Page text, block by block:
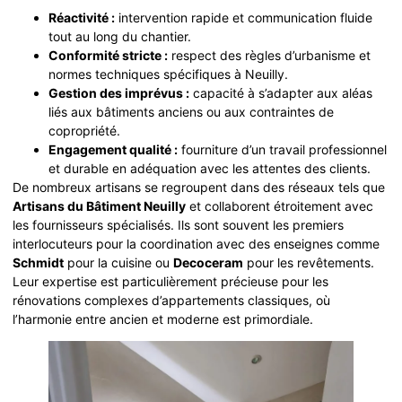
Réactivité : intervention rapide et communication fluide
tout au long du chantier.
Conformité stricte : respect des règles d’urbanisme et
normes techniques spécifiques à Neuilly.
Gestion des imprévus : capacité à s’adapter aux aléas
liés aux bâtiments anciens ou aux contraintes de
copropriété.
Engagement qualité : fourniture d’un travail professionnel
et durable en adéquation avec les attentes des clients.
De nombreux artisans se regroupent dans des réseaux tels que
Artisans du Bâtiment Neuilly et collaborent étroitement avec
les fournisseurs spécialisés. Ils sont souvent les premiers
interlocuteurs pour la coordination avec des enseignes comme
Schmidt pour la cuisine ou Decoceram pour les revêtements.
Leur expertise est particulièrement précieuse pour les
rénovations complexes d’appartements classiques, où
l’harmonie entre ancien et moderne est primordiale.